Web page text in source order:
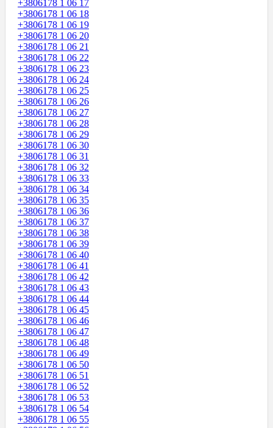
+3806178 1 06 17
+3806178 1 06 18
+3806178 1 06 19
+3806178 1 06 20
+3806178 1 06 21
+3806178 1 06 22
+3806178 1 06 23
+3806178 1 06 24
+3806178 1 06 25
+3806178 1 06 26
+3806178 1 06 27
+3806178 1 06 28
+3806178 1 06 29
+3806178 1 06 30
+3806178 1 06 31
+3806178 1 06 32
+3806178 1 06 33
+3806178 1 06 34
+3806178 1 06 35
+3806178 1 06 36
+3806178 1 06 37
+3806178 1 06 38
+3806178 1 06 39
+3806178 1 06 40
+3806178 1 06 41
+3806178 1 06 42
+3806178 1 06 43
+3806178 1 06 44
+3806178 1 06 45
+3806178 1 06 46
+3806178 1 06 47
+3806178 1 06 48
+3806178 1 06 49
+3806178 1 06 50
+3806178 1 06 51
+3806178 1 06 52
+3806178 1 06 53
+3806178 1 06 54
+3806178 1 06 55